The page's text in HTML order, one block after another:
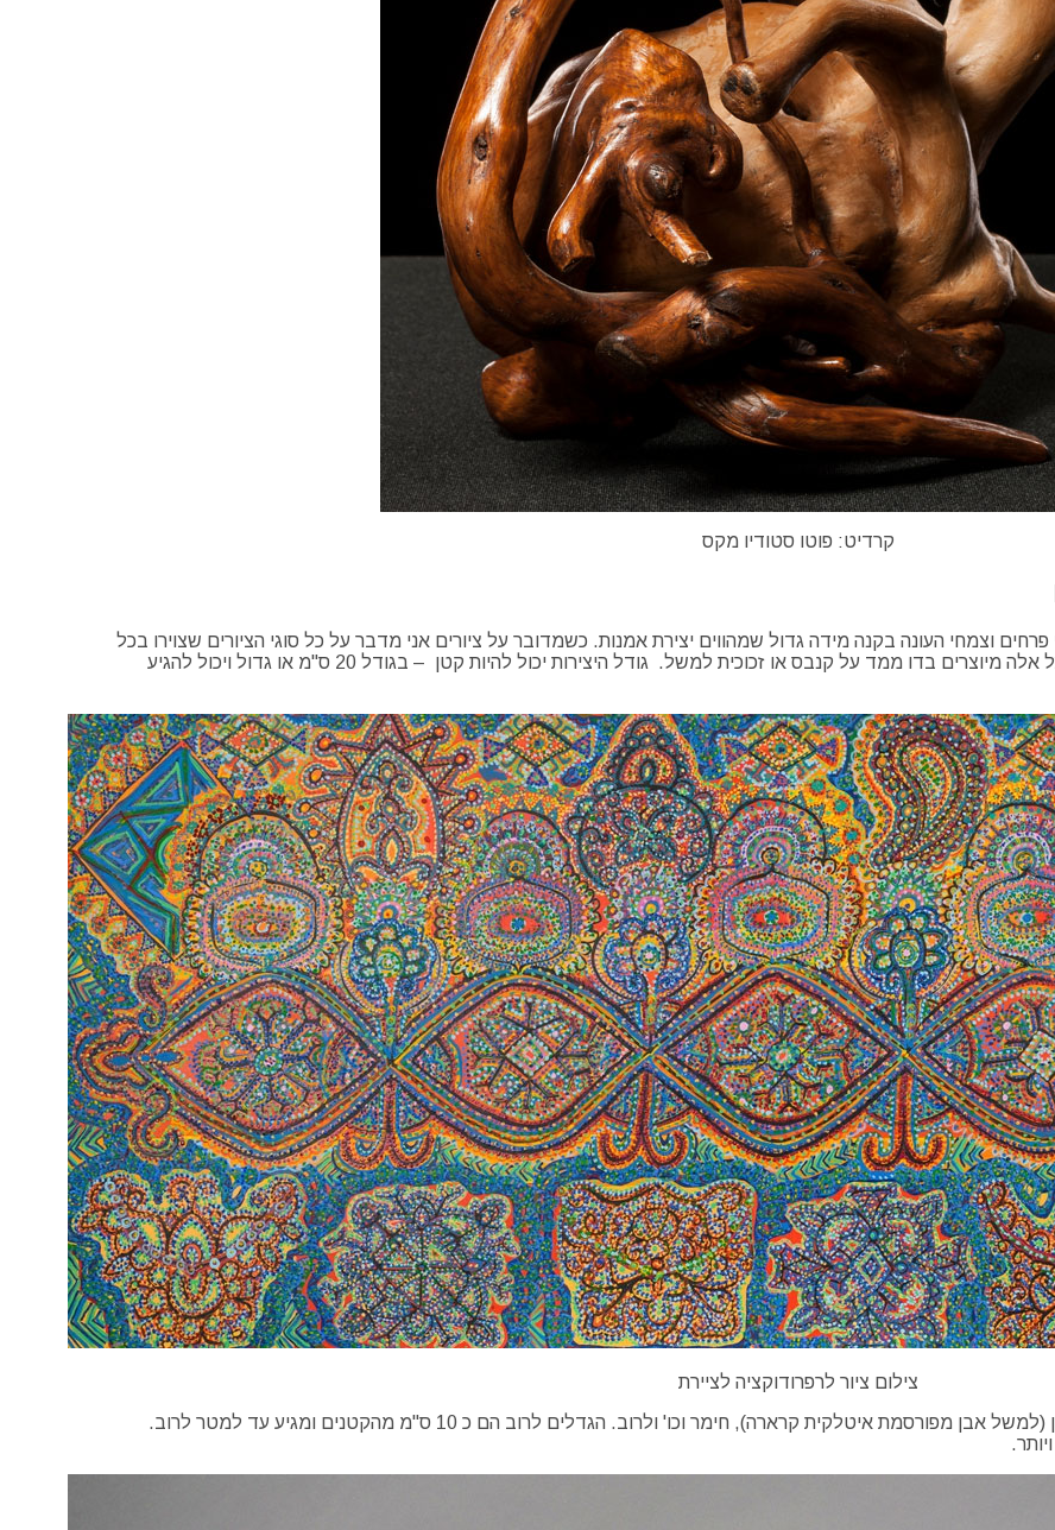
קרדיט: פוטו סטודיו מקס
פרחים וצמחי העונה בקנה מידה גדול שמהווים יצירת אמנות. כשמדובר על ציורים אני מדבר על כל סוגי הציורים שצוירו בכל
החומרים(שמן, אקרילי וכו') , רישומים למיניהם ואיורים שכל אלה מיוצרים בדו ממד על קנבס או זכוכית למשל. גודל היצירות יכול להיות קטן – בגודל 20 ס"מ או גדול ויכול להגיע
צילום ציור לרפרודוקציה לציירת
מתחום הפיסול האמנים מייצרים מכל מיני חומרים כמו אבן (למשל אבן מפורסמת איטלקית קרארה), חימר וכו' ולרוב. הגדלים לרוב הם כ 10 ס"מ מהקטנים ומגיע עד למטר לרוב.